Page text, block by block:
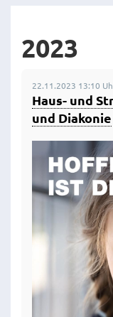
2023
22.11.2023 13:10
Haus- und
und Diakonie